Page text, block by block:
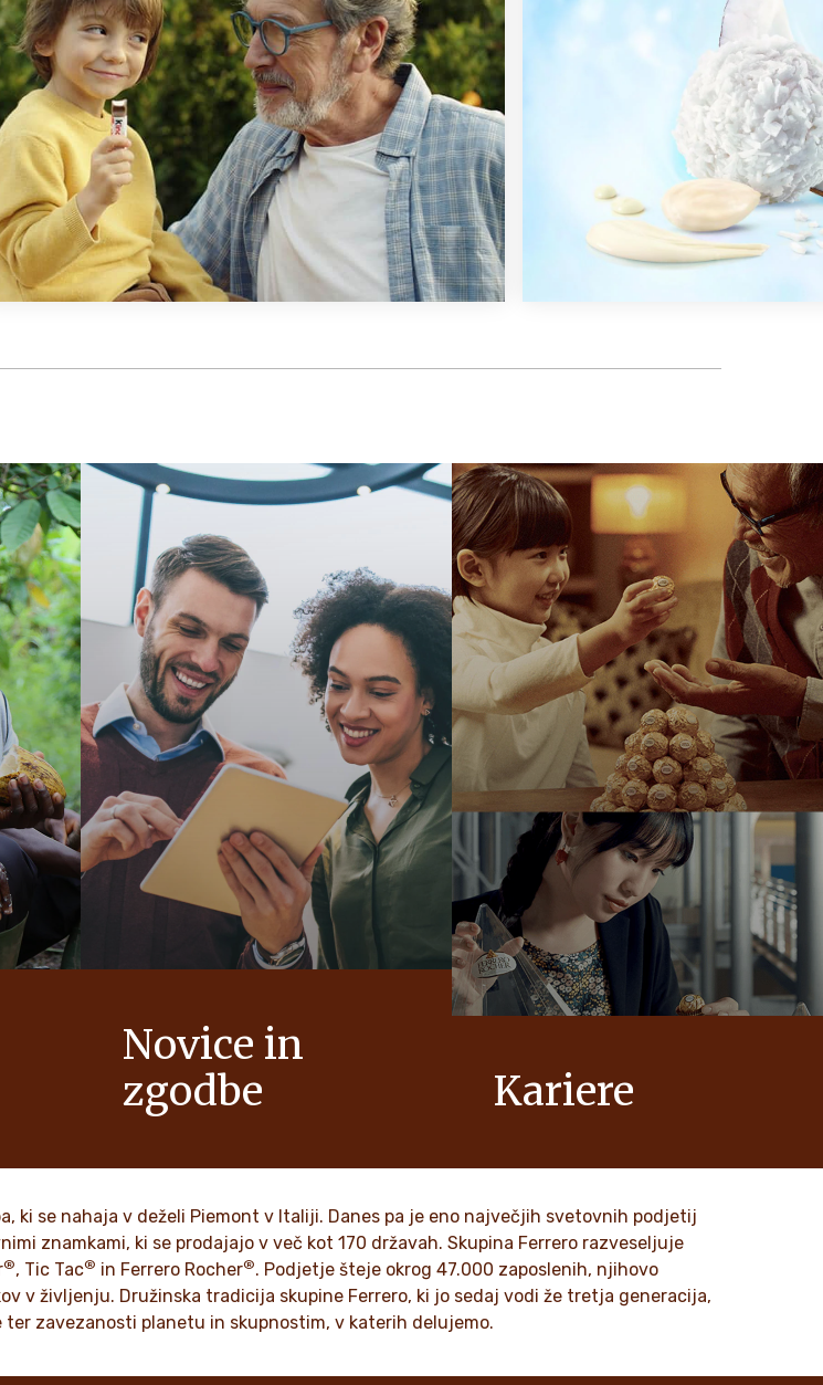
Novice in
zgodbe
blagovnih znamkah.
ODKRIJTE VEČ
Kariere
ODKRIJTE VEČ
ki se nahaja v deželi Piemont v Italiji. Danes pa je eno največjih svetovnih podjetij
znamkami, ki se prodajajo v več kot 170 državah. Skupina Ferrero razveseljuje
®, Tic Tac® in Ferrero Rocher®. Podjetje šteje okrog 47.000 zaposlenih, njihovo
v življenju. Družinska tradicija skupine Ferrero, ki jo sedaj vodi že tretja generacija,
zavezanosti planetu in skupnostim, v katerih delujemo.